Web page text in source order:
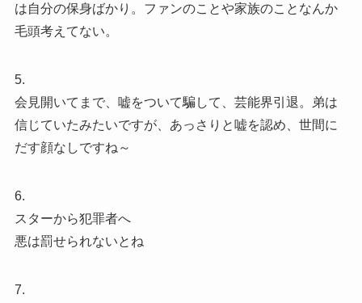
は自分の保身ばかり。ファンのことや家族のことなんか
毛頭考えてない。
5.
会見開いてまで、嘘をついて騙して、芸能界引退。弟は
信じていたみたいですが、あっさりと嘘を認め、世間に
だす顔なしですね～
6.
スターから犯罪者へ
悪は罰せられないとね
7.